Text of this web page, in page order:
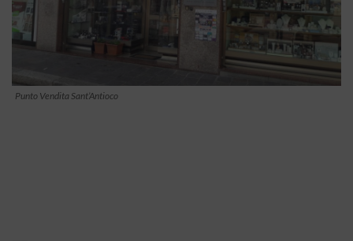
Punto Vendita Sant’Antioco